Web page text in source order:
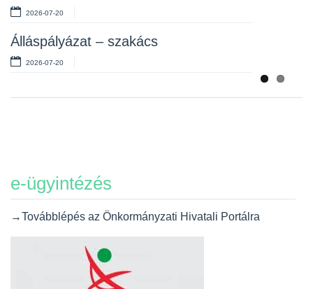
2026-07-20
Álláspályázat – szakács
2026-07-20
e-ügyintézés
→Továbblépés az Önkormányzati Hivatali Portálra